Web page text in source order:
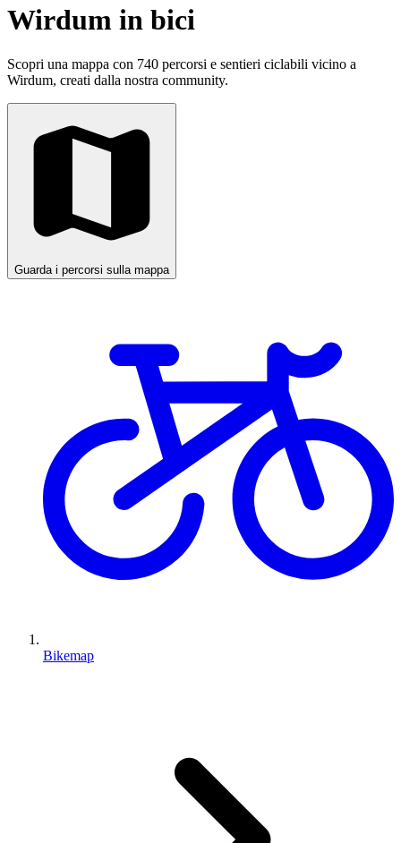
Wirdum in bici
Scopri una mappa con 740 percorsi e sentieri ciclabili vicino a
Wirdum, creati dalla nostra community.
Guarda i percorsi sulla mappa
Bikemap